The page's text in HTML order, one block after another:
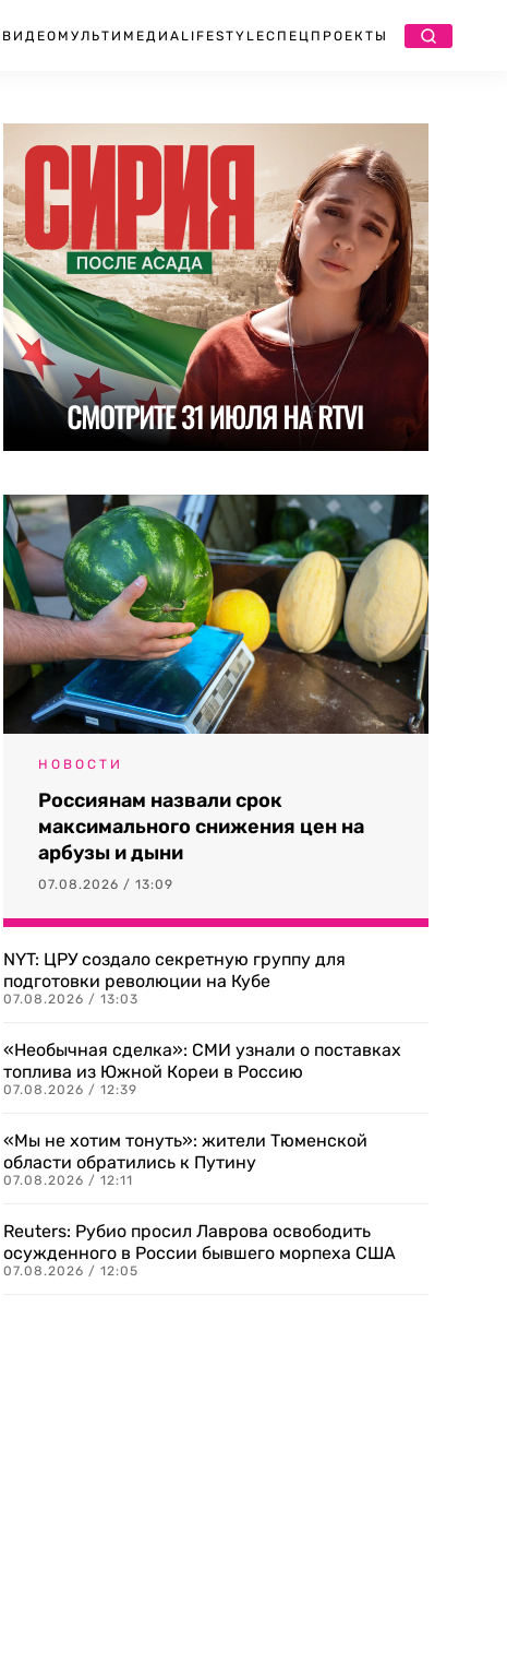
ВИДЕО МУЛЬТИМЕДИА LIFESTYLEСПЕЦПРОЕКТЫ
НОВОСТИ
Россиянам назвали срок
максимального снижения цен на
арбузы и дыни
07.08.2026 / 13:09
NYT: ЦРУ создало секретную группу для
подготовки революции на Кубе
07.08.2026 / 13:03
«Необычная сделка»: СМИ узнали о поставках
топлива из Южной Кореи в Россию
07.08.2026 / 12:39
«Мы не хотим тонуть»: жители Тюменской
области обратились к Путину
07.08.2026 / 12:11
Reuters: Рубио просил Лаврова освободить
осужденного в России бывшего морпеха США
07.08.2026 / 12:05